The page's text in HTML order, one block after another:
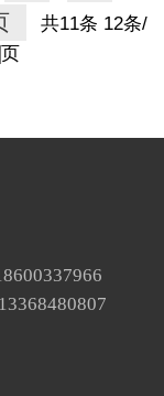
共11条 12条/
页
13368480807